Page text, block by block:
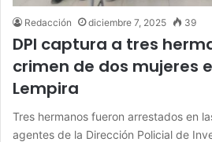
Redacción diciembre 7, 2025 39
DPI captura a tres
crimen de dos mujeres
Lempira
Tres hermanos fueron arrestados en
agentes de la Dirección Policial de